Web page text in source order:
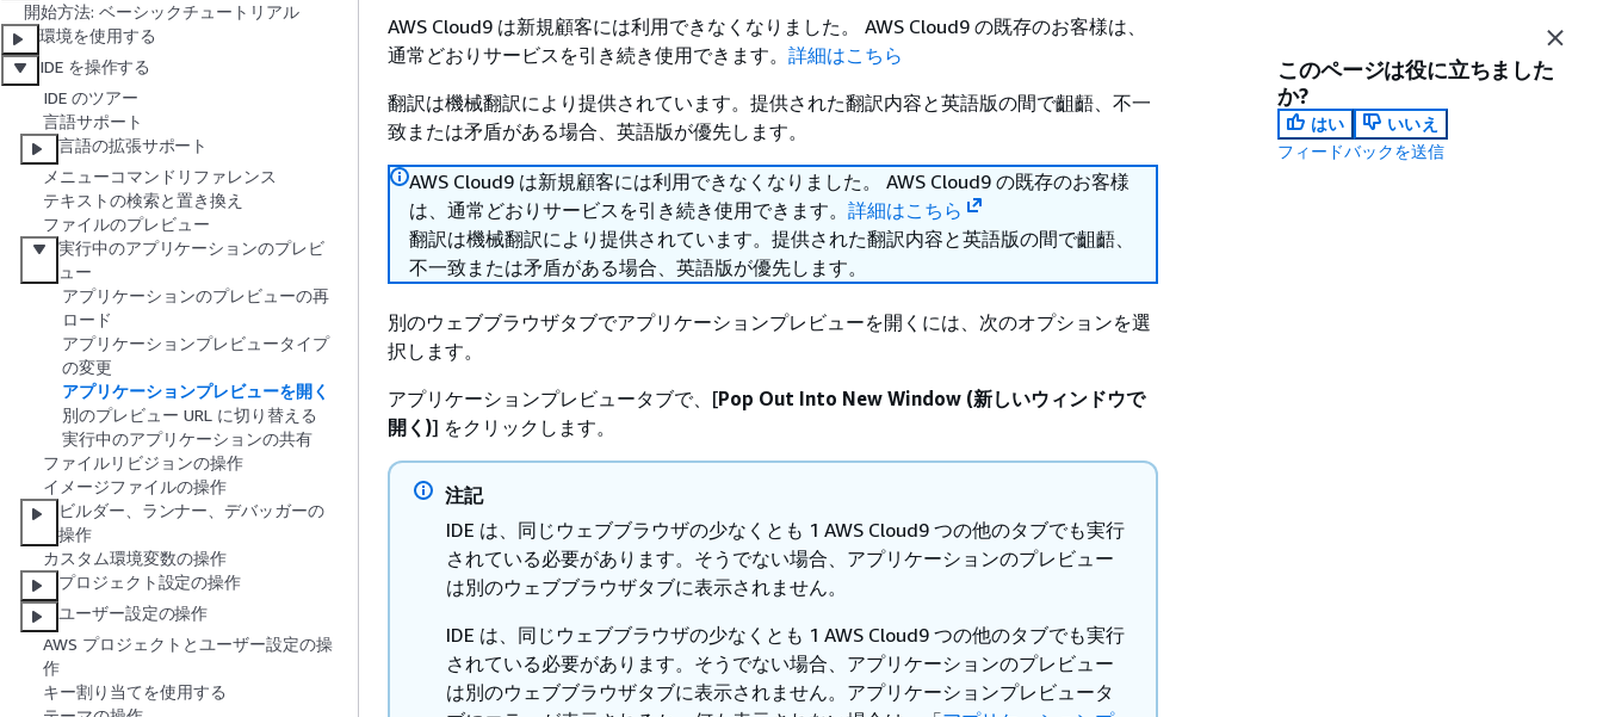
開始方法: ベーシックチュートリアル
環境を使用する
IDE を操作する
IDE のツアー
言語サポート
言語の拡張サポート
メニューコマンドリファレンス
テキストの検索と置き換え
ファイルのプレビュー
実行中のアプリケーションのプレビ
ュー
アプリケーションのプレビューの再
ロード
アプリケーションプレビュータイプ
の変更
アプリケーションプレビューを開く
別のプレビュー URL に切り替える
実行中のアプリケーションの共有
ファイルリビジョンの操作
イメージファイルの操作
ビルダー、ランナー、デバッガーの
操作
カスタム環境変数の操作
プロジェクト設定の操作
ユーザー設定の操作
AWS プロジェクトとユーザー設定の操
作
キー割り当てを使用する
AWS Cloud9 は新規顧客には利用できなくなりました。 AWS Cloud9 の既存のお客様は、
通常どおりサービスを引き続き使用できます。 詳細はこちら
翻訳は機械翻訳により提供されています。提供された翻訳内容と英語版の間で齟齬、不一
致または矛盾がある場合、英語版が優先します。
AWS Cloud9 は新規顧客には利用できなくなりました。 AWS Cloud9 の既存のお客様
は、通常どおりサービスを引き続き使用できます。 詳細はこちら
翻訳は機械翻訳により提供されています。提供された翻訳内容と英語版の間で齟齬、
不一致または矛盾がある場合、英語版が優先します。
別のウェブブラウザタブでアプリケーションプレビューを開くには、次のオプションを選
択します。
アプリケーションプレビュータブで、[Pop Out Into New Window (新しいウィンドウで
開く)] をクリックします。
注記
IDE は、同じウェブブラウザの少なくとも 1 AWS Cloud9 つの他のタブでも実行
されている必要があります。そうでない場合、アプリケーションのプレビュー
は別のウェブブラウザタブに表示されません。
IDE は、同じウェブブラウザの少なくとも 1 AWS Cloud9 つの他のタブでも実行
されている必要があります。そうでない場合、アプリケーションのプレビュー
は別のウェブブラウザタブに表示されません。アプリケーションプレビュータ
このページは役に立ちました
か?
はい
いいえ
フィードバックを送信